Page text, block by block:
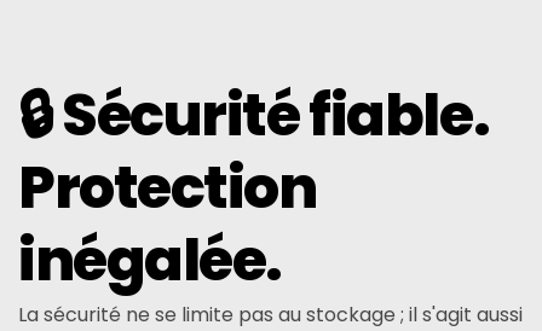
🔒 Sécurité fiable.
Protection
inégalée.
La sécurité ne se limite pas au stockage ; il s'agit aussi